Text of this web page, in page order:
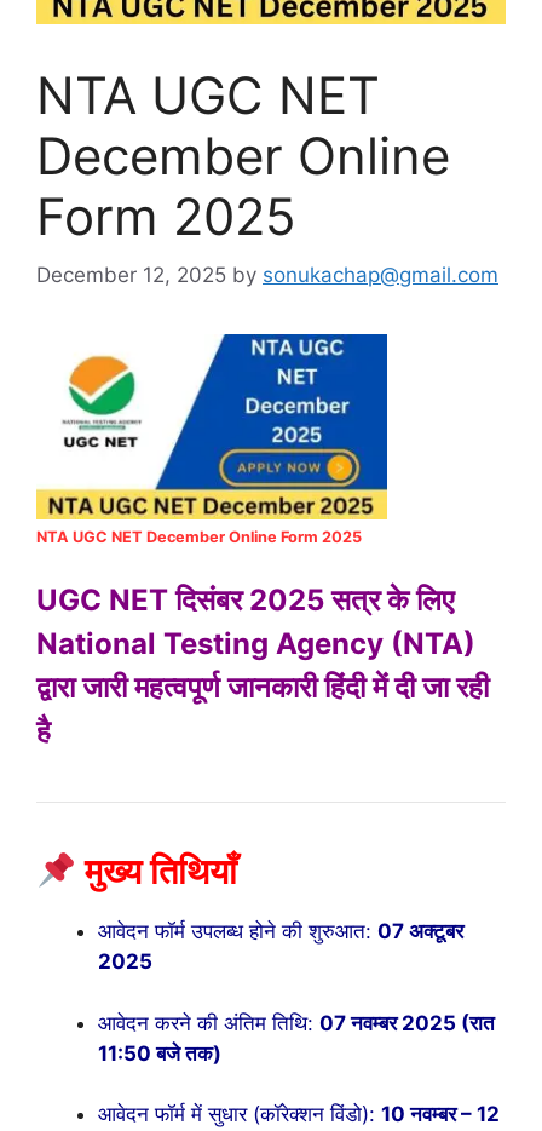
NTA UGC NET
December Online
Form 2025
December 12, 2025 by sonukachap@gmail.com
NTA UGC NET December Online Form 2025
UGC NET दिसंबर 2025 सत्र के लिए
National Testing Agency (NTA)
द्वारा जारी महत्वपूर्ण जानकारी हिंदी में दी जा रही
है
मुख्य तिथियाँ
आवेदन फॉर्म उपलब्ध होने की शुरुआत: 07 अक्टूबर
2025
आवेदन करने की अंतिम तिथि: 07 नवम्बर 2025 (रात
11:50 बजे तक)
आवेदन फॉर्म में सुधार (कॉरेक्शन विंडो): 10 नवम्बर – 12